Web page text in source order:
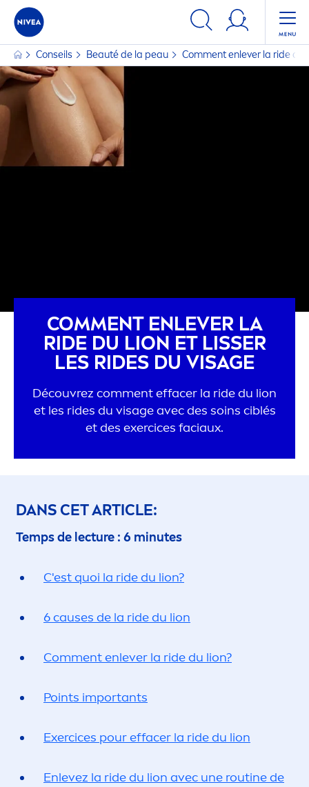
Conseils Beauté de la peau Comment enlever la ride du
COMMENT ENLEVER LA
RIDE DU LION ET LISSER
LES RIDES DU VISAGE
Découvrez comment effacer la ride du lion
et les rides du visage avec des soins ciblés
et des exercices faciaux.
DANS CET ARTICLE:
Temps de lecture : 6 minutes
C'est quoi la ride du lion?
6 causes de la ride du lion
Comment enlever la ride du lion?
Points importants
Exercices pour effacer la ride du lion
Enlevez la ride du lion avec une routine de